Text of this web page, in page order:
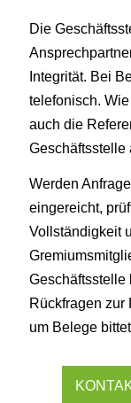
Die
Integrität. Bei
telefonisch.
auch die
Geschäftsstelle
Werden
eingereicht,
Vollständigkeit
Geschäftsstelle
Rückfragen zur
um Belege